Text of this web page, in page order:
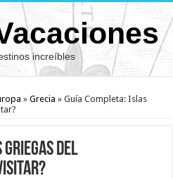
increíbles
» Grecia » Guía Completa: Islas
Griegas del